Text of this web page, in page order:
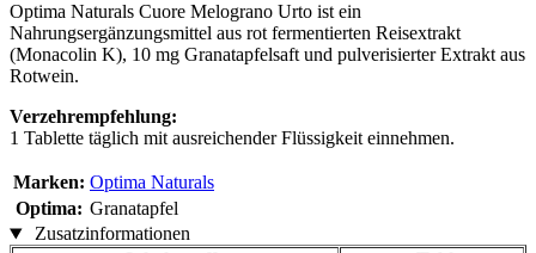
Optima Naturals Cuore Melograno Urto ist ein
Nahrungsergänzungsmittel aus rot fermentierten Reisextrakt
(Monacolin K), 10 mg Granatapfelsaft und pulverisierter Extrakt aus
Rotwein.
Verzehrempfehlung:
1 Tablette täglich mit ausreichender Flüssigkeit einnehmen.
Marken: Optima Naturals
Optima: Granatapfel
Zusatzinformationen